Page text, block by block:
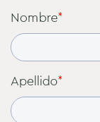
Nombre*
Apellido*